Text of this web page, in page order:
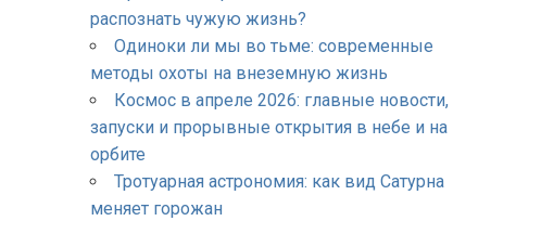
распознать чужую жизнь?
Одиноки ли мы во тьме: современные
методы охоты на внеземную жизнь
Космос в апреле 2026: главные новости,
запуски и прорывные открытия в небе и на
орбите
Тротуарная астрономия: как вид Сатурна
меняет горожан